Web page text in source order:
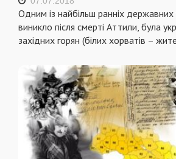
Одним із найбільш ранніх державних
виникло після смерті Аттили, була
західних горян (білих хорватів –